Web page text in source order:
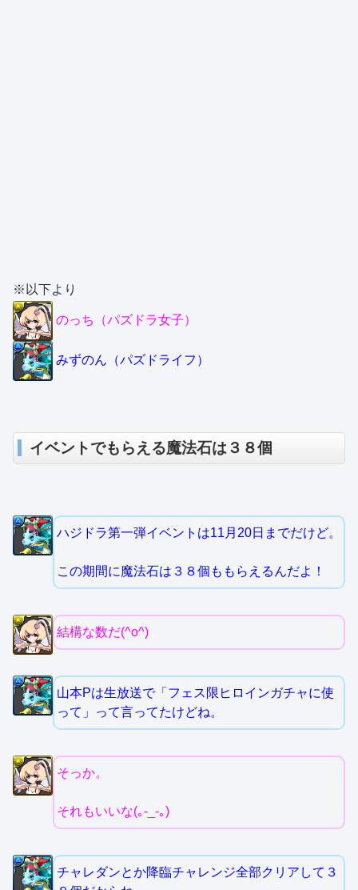
※以下より
のっち（パズドラ女子）
みずのん（パズドライフ）
イベントでもらえる魔法石は３８個
ハジドラ第一弾イベントは11月20日までだけど。
この期間に魔法石は３８個ももらえるんだよ！
結構な数だ(^o^)
山本Pは生放送で「フェス限ヒロインガチャに使
って」って言ってたけどね。
そっか。
それもいいな(｡-_-｡)
チャレダンとか降臨チャレンジ全部クリアして３